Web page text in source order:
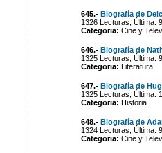
645.- Biografía de
1326 Lecturas, Última:
Categoria: Cine y
646.- Biografía de
1325 Lecturas, Última:
Categoria: Literatura
647.- Biografía de
1325 Lecturas, Última:
Categoria: Historia
648.- Biografía de
1324 Lecturas, Última:
Categoria: Cine y